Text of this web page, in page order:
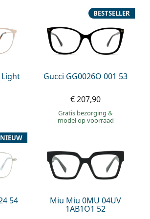
Gucci GG0026O 001 53
BESTSELLER
€ 207,90
Gratis bezorging&
model op voorraad
54
NIEUW
Miu Miu 0MU 04UV
1AB1O1 52